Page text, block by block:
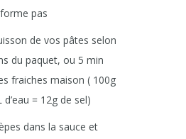
pas
de vos pâtes selon
du paquet, ou 5 min
fraiches maison ( 100g
= 12g de sel)
dans la sauce et